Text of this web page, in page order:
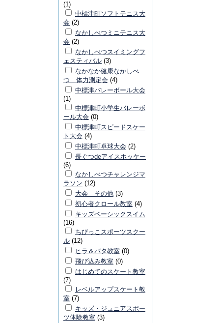
(1)
中標津町ソフトテニス大
会 (2)
なかしべつミニテニス大
会 (2)
なかしべつスイミングフ
ェスティバル (3)
なかなか健康なかしべ
つ 体力測定会 (4)
中標津バレーボール大会
(1)
中標津町小学生バレーボ
ール大会 (0)
中標津町スピードスケー
ト大会 (4)
中標津町卓球大会 (2)
長ぐつdeアイスホッケー
(6)
なかしべつチャレンジマ
ラソン (12)
大会 その他 (3)
初心者クロール教室 (4)
キッズベーシックスイム
(16)
ちびっこスポーツスクー
ル (12)
ヒラ＆バタ教室 (0)
飛び込み教室 (0)
はじめてのスケート教室
(7)
レベルアップスケート教
室 (7)
キッズ・ジュニアスポー
ツ体験教室 (3)